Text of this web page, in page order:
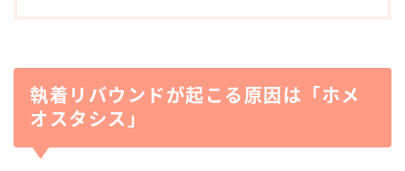
執着リバウンドが起こる原因は「ホメ
オスタシス」